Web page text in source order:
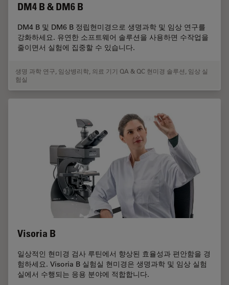
DM4 B & DM6 B
DM4 B 및 DM6 B 정립현미경으로 생명과학 및 임상 연구를
강화하세요. 유연한 소프트웨어 솔루션을 사용하면 수작업을
줄이면서 실험에 집중할 수 있습니다.
생명 과학 연구, 임상병리학, 의료 기기 QA & QC 현미경 솔루션, 임상 실
험실
Visoria B
일상적인 현미경 검사 루틴에서 향상된 효율성과 편안함을 경
험하세요. Visoria B 실험실 현미경은 생명과학 및 임상 실험
실에서 수행되는 응용 분야에 적합합니다.